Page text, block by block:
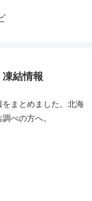
結情報
まとめました。北海
べの方へ。